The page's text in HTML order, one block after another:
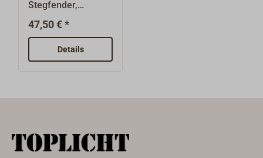
Stegfender,
hergestellt aus
dickwandigem
Vinylkunststoff.Die
auf dem Steg
weiß.
47,50 € *
Details